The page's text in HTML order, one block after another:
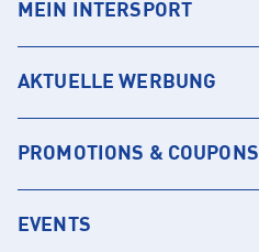
MEIN INTERSPORT
AKTUELLE WERBUNG
PROMOTIONS & COUPONS
EVENTS